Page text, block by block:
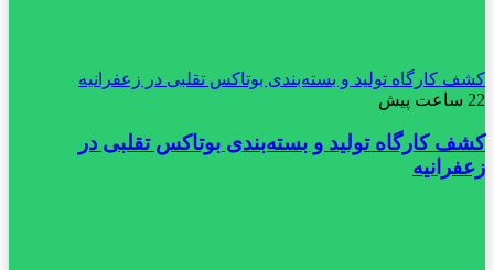
کشف کارگاه تولید و بسته‌بندی بوتاکس تقلبی در زعفرانیه
22 ساعت پیش
کشف کارگاه تولید و بسته‌بندی بوتاکس تقلبی در
زعفرانیه